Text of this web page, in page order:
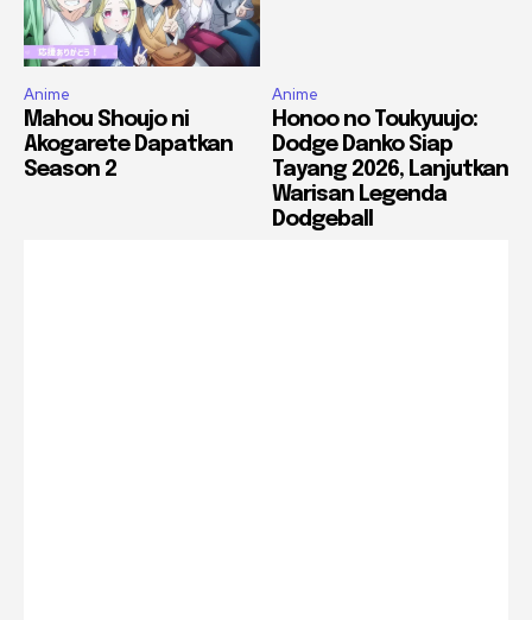
Anime
Mahou Shoujo ni
Akogarete Dapatkan
Season 2
Anime
Honoo no Toukyuujo:
Dodge Danko Siap
Tayang 2026, Lanjutkan
Warisan Legenda
Dodgeball